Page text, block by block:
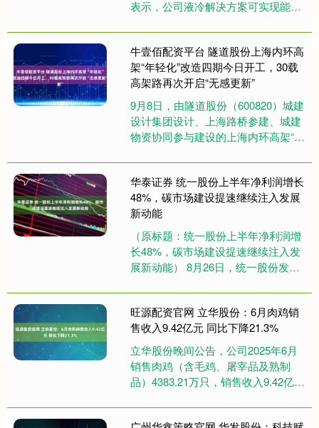
表示，公司液冷解决方案可实现能耗
标；公司液冷业务开....
牛壹佰配资平台 隧道股份上海内环高
架“年轻化”改造四期今日开工，30载
高架路再次开启“无感更新”
9月8日，由隧道股份（600820）城建
设计集团设计、上海路桥参建、城建
物资协同参与建设的上海内环高架“年
程正式开工。隧道人将....
华泰证券 统一股份上半年净利润增长
48%，碳市场建设提速继续注入发展
新动能
（原标题：统一股份上半年净利润增
长48%，碳市场建设提速继续注入发
展新动能） 8月26日，统一股份发布
色发展的重视程度日益提....
旺源配资官网 立华股份：6月肉鸡销
售收入9.42亿元 同比下降21.3%
立华股份晚间公告，公司2025年6月
销售肉鸡（含毛鸡、屠宰品及熟制
品）4383.21万只，销售收入9.42亿
变动分别为-8....